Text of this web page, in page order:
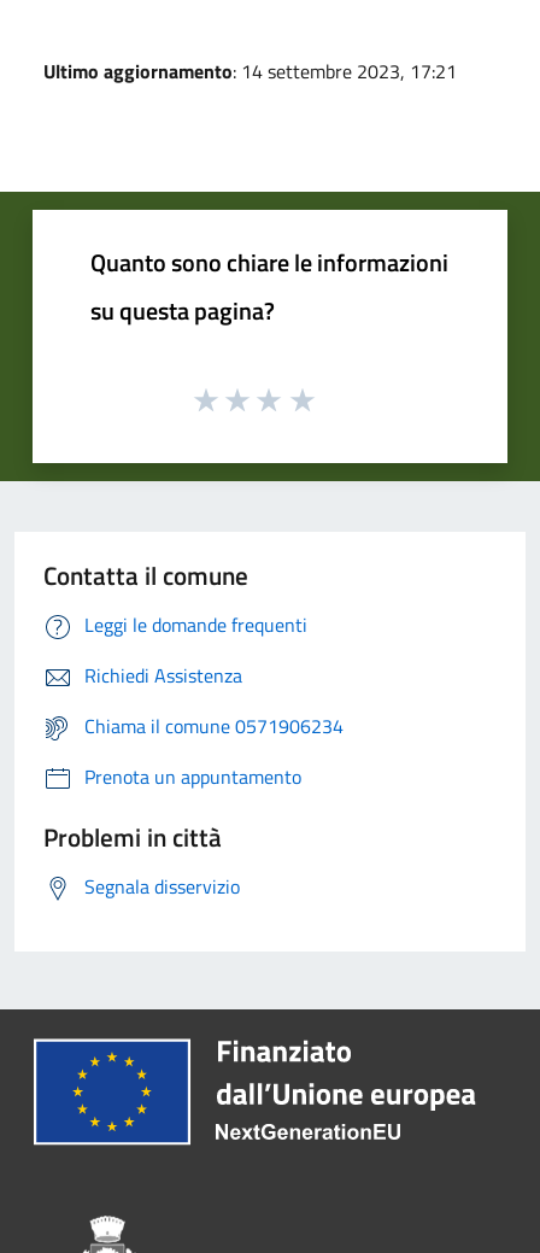
Ultimo aggiornamento: 14 settembre 2023, 17:21
Quanto sono chiare le informazioni
su questa pagina?
Contatta il comune
Leggi le domande frequenti
Richiedi Assistenza
Chiama il comune 0571906234
Prenota un appuntamento
Problemi in città
Segnala disservizio